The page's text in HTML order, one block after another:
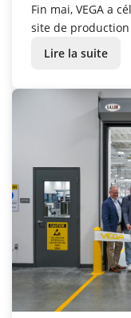
Fin mai, VEGA a
site de production
Lire la suite